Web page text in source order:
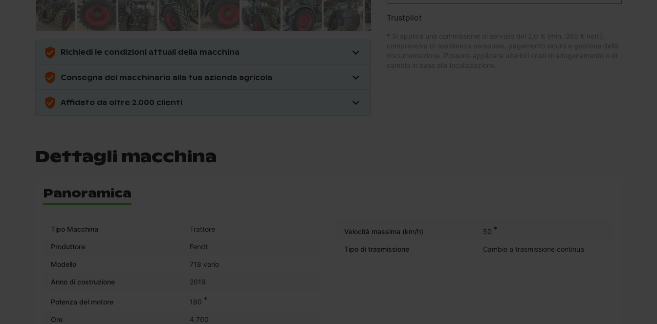
Richiedi le condizioni attuali della macchina
Consegna del macchinario alla tua azienda agricola
Affidato da oltre 2.000 clienti
Trustpilot
* Si applica una commissione di servizio del 2,0 % (min. 395 € netti),
comprensiva di assistenza personale, pagamento sicuro e gestione della
documentazione. Possono applicarsi ulteriori costi di sdoganamento o di
cambio in base alla localizzazione.
Dettagli macchina
Panoramica
Tipo Macchina Trattore
Produttore Fendt
Modello 718 vario
Anno di costruzione 2019
Potenza del motore 180 *
Ore 4.700
Velocità massima (km/h) 50 *
Tipo di trasmissione Cambio a trasmissione continua